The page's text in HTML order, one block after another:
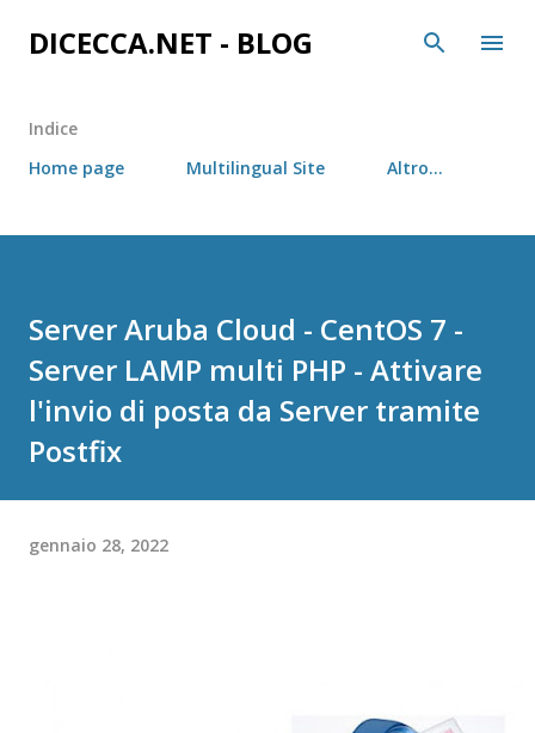
Passa ai contenuti principali
DICECCA.NET - BLOG
Indice
Home page
Multilingual Site Altro…
Server Aruba Cloud - CentOS 7 -
Server LAMP multi PHP - Attivare
l'invio di posta da Server tramite
Postfix
gennaio 28, 2022